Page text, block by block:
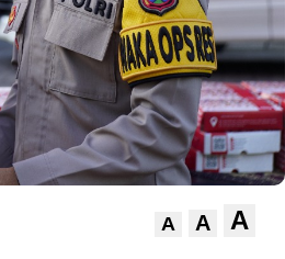
A A A